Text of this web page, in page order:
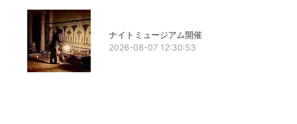
ナイトミュージアム開催
2026-08-07 12:30:53